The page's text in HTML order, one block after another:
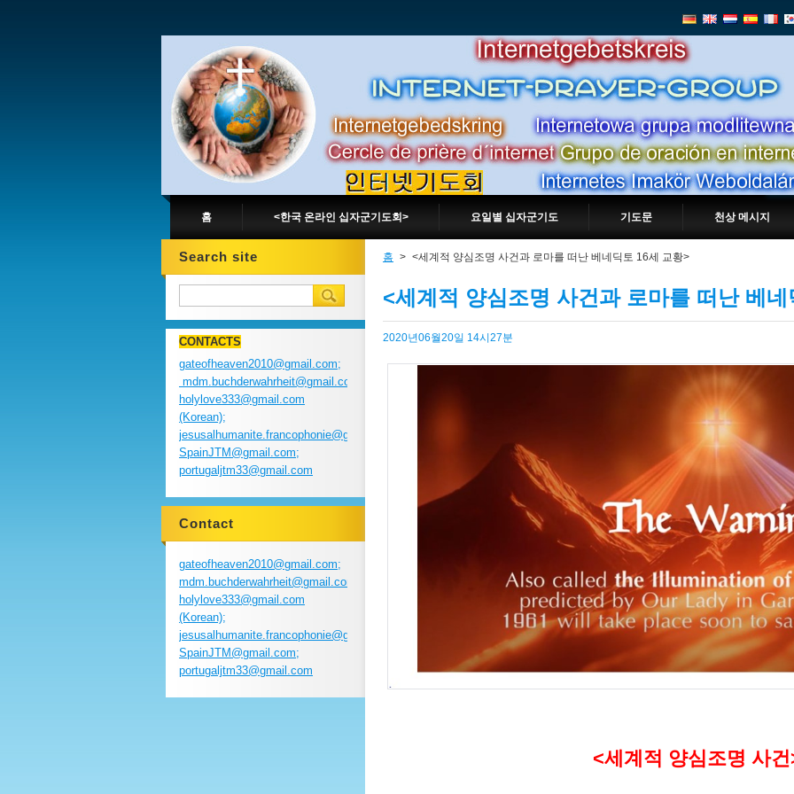
홈 <한국 온라인 십자군기도회> 요일별 십자군기도 기도문 천상 메시지
홈 > <세계적 양심조명 사건과 로마를 떠난 베네딕토 16세 교황>
<세계적 양심조명 사건과 로마를 떠난 베
2020년06월20일 14시27분
<세계적 양심조명 사
Search site
CONTACTS
gateofheaven2010@gmail.com;
mdm.buchderwahrheit@gmail.com;
holylove333@gmail.com
(Korean);
jesusalhumanite.francophonie@gmail.com;
SpainJTM@gmail.com;
portugaljtm33@gmail.com
Contact
gateofheaven2010@gmail.com;
mdm.buchderwahrheit@gmail.com;
holylove333@gmail.com
(Korean);
jesusalhumanite.francophonie@gmail.com;
SpainJTM@gmail.com;
portugaljtm33@gmail.com